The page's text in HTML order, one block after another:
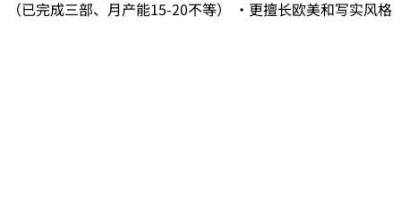
（已完成三部、月产能15-20不等） ·更擅长欧美和写实风格